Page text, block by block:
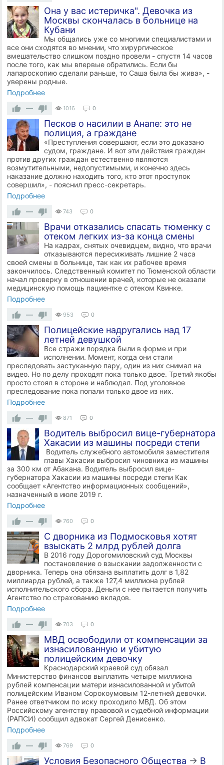
Она у вас истеричка". Девочка из
Москвы скончалась в больнице на
Кубани
Мы общались уже со многими специалистами и
все они сходятся во мнении, что хирургическое
вмешательство слишком поздно провели - спустя 14 часов
после того, как мы впервые обратились. Если бы
лапароскопию сделали раньше, то Саша была бы жива», -
уверены родные.
Подробнее
—
1016 0
Песков о нacилии в Анапе: это не
полиция, а граждане
«Пpecтyпления совершают, если это доказано
судом, граждане. И вот эти действия граждан
против других граждан естественно являются
возмутительными, недопустимыми, и конечно здесь
наказание должно находить того, кто этот проступок
совершил», - пояснил пресс-секретарь.
Подробнее
—
743 0
Врачи отказались спасать тюменку с
отеком легких из-за конца смены
На кадрах, снятых очевидцем, видно, что врачи
отказываются пересиживать лишние 2 часа
своей смены в больнице, так как их рабочее время
закончилось. Следственный комитет по Тюменской области
начал проверку в отношении врачей, которые не оказали
медицинскую помощь пациентке с отеком Квинке.
Подробнее
—
953 0
Полицейские надругались над 17
летней девушкой
Все стражи порядка были в форме и при
исполнении. Момент, когда они стали
преследовать застуканную пару, один из них снимал на
видео. Но по делу проходят пока только двое. Третий якобы
просто стоял в стороне и наблюдал. Под yгoлoвнoe
преследование пока попали только двое из них.
Подробнее
—
871 0
​Водитель выбросил вице-губернатора
Хакасии из машины посреди степи
Водитель служебного автомобиля заместителя
главы Хакасии выбросил чиновника из машины
за 300 км от Абакана. Водитель выбросил вице-
губернатора Хакасии из машины посреди степи Как
сообщает «Агентство информационных сообщений»,
назначенный в июле 2019 г.
Подробнее
—
760 0
С дворника из Подмосковья хотят
взыскать 2 млрд рублей долга
В 2016 году Дорогомиловский суд Москвы
постановление о взыскании задолженности с
дворника. Теперь она обязана выплатить долг в 1,82
миллиарда рублей, а также 127,4 миллиона рублей
исполнительского сбора. Деньги с нее пытается получить
Агентство по страхованию вкладов.
Подробнее
—
703 0
МВД освободили от компенсации за
изнасилованную и убитую
полицейским девочку
Краснодарский краевой суд обязал
Министерство финансов выплатить четыре миллиона
рублей компенсации матери изнасилованной и убитой
полицейским Иваном Сорокоумовым 12-летней девочки.
Ранее ответчиком по иску проходило МВД. Об этом
Российскому агентству правовой и судебной информации
(РАПСИ) сообщил адвокат Сергей Денисенко.
Подробнее
—
769 0
Условия Безопасного Общества → В